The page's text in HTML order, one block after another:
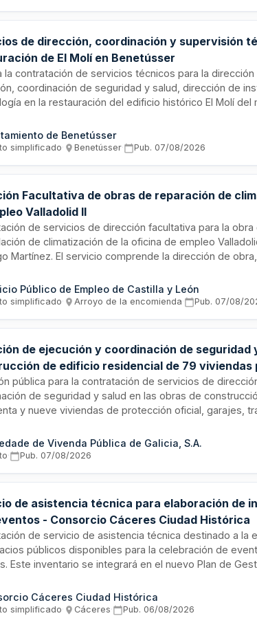
de dirección, coordinación y supervisión
de El Molí en Benetússer
la contratación de servicios técnicos para la
coordinación de seguridad y salud, dirección de
en la restauración del edificio histórico El Molí del
del Ayuntamiento, proporcionando informes,
hasta la liquidación final de la obra.
de Benetússer
simplificado· Benetússer· Pub. 07/08/2026
Facultativa de obras de reparación de
Valladolid II
de servicios de dirección facultativa para la
de climatización de la oficina de empleo
Martínez. El servicio comprende la dirección de
de la sustitución de elementos obsoletos y la
mejorar la eficiencia energética del edificio.
Público de Empleo de Castilla y León
simplificado· Arroyo de la encomienda· Pub. 07/08/
de ejecución y coordinación de seguridad
de edificio residencial de 79 viviendas
comercial en Ames (A Coruña)
pública para la contratación de servicios de
de seguridad y salud en las obras de
y nueve viviendas de protección oficial, garajes,
El contrato es gestionado por la Sociedade de
mediante lotes. El objeto es garantizar el
constructivo.
de Vivenda Pública de Galicia, S.A.
· Pub. 07/08/2026
de asistencia técnica para elaboración de
- Consorcio Cáceres Ciudad Histórica
de servicio de asistencia técnica destinado a la
públicos disponibles para la celebración de
Este inventario se integrará en el nuevo Plan de
público. El Consorcio Cáceres Ciudad Histórica es el
que se tramita mediante procedimiento abierto
Cáceres Ciudad Histórica
simplificado· Cáceres· Pub. 06/08/2026